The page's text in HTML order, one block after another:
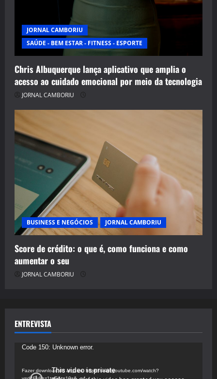
JORNAL CAMBORIU
SAÚDE - BEM ESTAR - FITNESS - ESPORTE
Chris Albuquerque lança aplicativo que amplia o
acesso ao cuidado emocional por meio da tecnologia
JORNAL CAMBORIU
BUSINESS E NEGÓCIOS JORNAL CAMBORIU
Score de crédito: o que é, como funciona e como
aumentar o seu
JORNAL CAMBORIU
ENTREVISTA
Tocador
vídeo
Code 150: Unknown error.
Fazer download do arquivo: https://www.youtube.com/watch?